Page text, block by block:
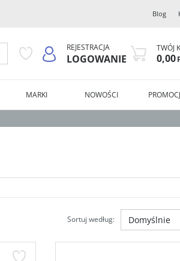
Blog
REJESTRACJA
LOGOWANIE
TWÓJ
0,00
MARKI NOWOŚCI
Sortuj według: